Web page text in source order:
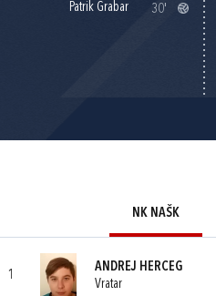
Patrik Grabar 30'
NK NAŠK
1
ANDREJ HERCEG
Vratar